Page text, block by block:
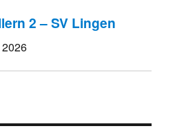
2 – SV Lingen